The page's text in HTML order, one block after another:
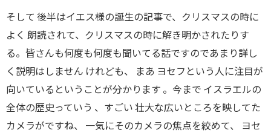
そして 後半はイエス様の誕生の記事で、クリスマスの時に
よく 朗読されて、クリスマスの時に解き明かされたりす
る。皆さんも何度も何度も聞いてる話ですのであまり詳し
く説明はしません けれども、 まあ ヨセフという人に注目が
向いているということが分かります 。今まで イスラエルの
全体の歴史っていう 、すごい 壮大な広いところを映してた
カメラがですね、 一気にそのカメラの焦点を絞めて、 ヨセ